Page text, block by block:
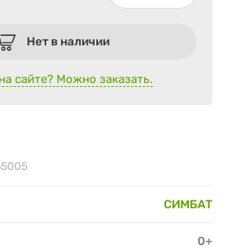
Нет в наличии
сайте? Можно заказать.
СИМБАТ
0+